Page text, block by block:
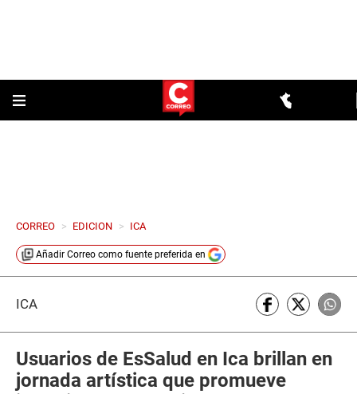
CORREO > EDICION > ICA
Añadir Correo como fuente preferida en
ICA
Usuarios de EsSalud en Ica brillan en
jornada artística que promueve